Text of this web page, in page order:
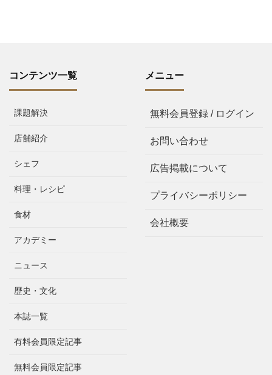
コンテンツ一覧
課題解決
店舗紹介
シェフ
料理・レシピ
食材
アカデミー
ニュース
歴史・文化
本誌一覧
有料会員限定記事
無料会員限定記事
メニュー
無料会員登録 / ログイン
お問い合わせ
広告掲載について
プライバシーポリシー
会社概要